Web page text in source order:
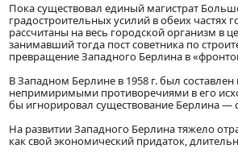
Пока существовал единый магистрат
градостроительных усилий в обеих
рассчитаны на весь городской организм в
занимавший тогда пост советника по
превращение Западного Берлина в
В Западном Берлине в 1958 г. был
непримиримыми противоречиями в его
бы игнорировал существование Берлина —
На развитии Западного Берлина тяжело
как свой экономический придаток,